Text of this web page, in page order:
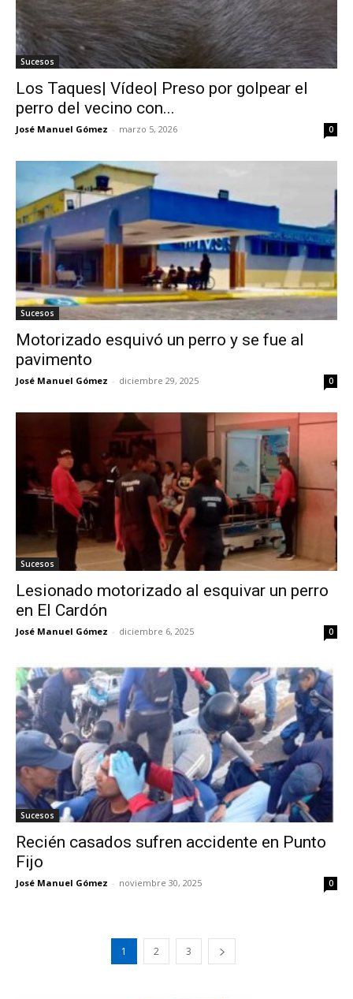
Sucesos
Los Taques| Vídeo| Preso por golpear el
perro del vecino con...
José Manuel Gómez - marzo 5, 2026 0
Sucesos
Motorizado esquivó un perro y se fue al
pavimento
José Manuel Gómez - diciembre 29, 2025 0
Sucesos
Lesionado motorizado al esquivar un perro
en El Cardón
José Manuel Gómez - diciembre 6, 2025 0
Sucesos
Recién casados sufren accidente en Punto
Fijo
José Manuel Gómez - noviembre 30, 2025 0
1 2 3